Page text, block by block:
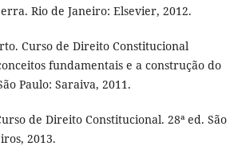
Rio de Janeiro: Elsevier, 2012.
Curso de Direito Constitucional
fundamentais e a construção do
Paulo: Saraiva, 2011.
de Direito Constitucional. 28ª ed. São
2013.